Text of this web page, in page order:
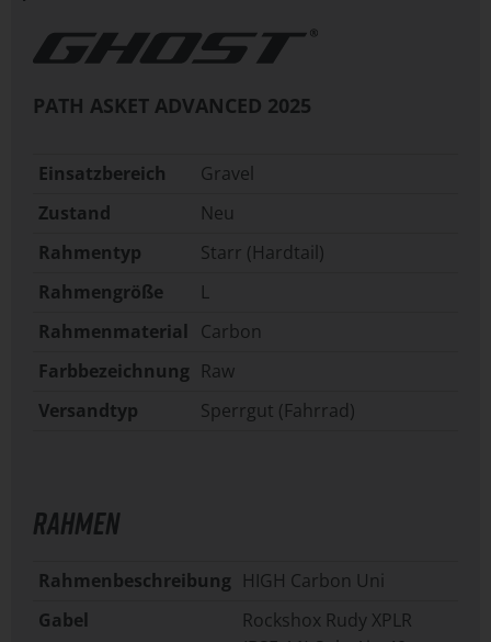
PATH ASKET ADVANCED 2025
Einsatzbereich
Gravel
Zustand
Neu
Rahmentyp
Starr (Hardtail)
Rahmengröße
L
Rahmenmaterial
Carbon
Farbbezeichnung Raw
Versandtyp
Sperrgut (Fahrrad)
RAHMEN
Rahmenbeschreibung HIGH Carbon Uni
Gabel
Rockshox Rudy XPLR